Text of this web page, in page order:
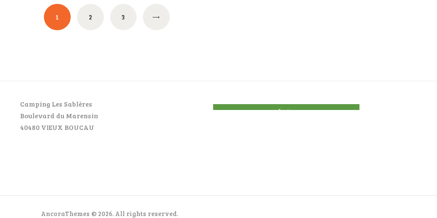
PAGE
1 PAGE
2 PAGE
3
Camping Les Sablères
Boulevard du Marensin
40480 VIEUX BOUCAU
footer
AncoraThemes © 2026. All rights reserved.